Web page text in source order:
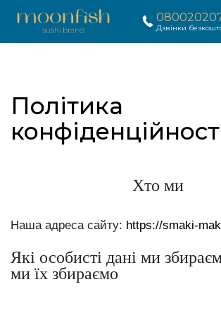
Дзвінки
Політика
Хто ми
Наша адреса сайту: https://smaki-
Які особисті дані ми
ми їх збираємо